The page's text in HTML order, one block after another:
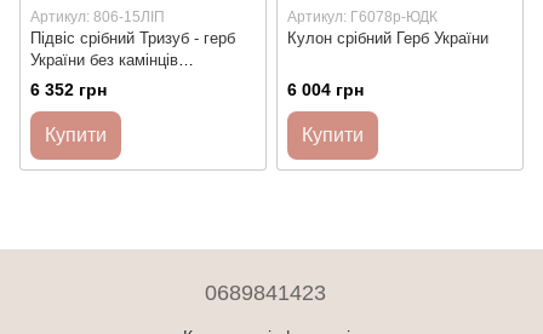
Артикул: 806-15ЛІП
Підвіс срібний Тризуб - герб
України без камінців
маленький
6 352 грн
Купити
Артикул: Г6078р-ЮДК
Кулон срібний Герб України
6 004 грн
Купити
0689841423